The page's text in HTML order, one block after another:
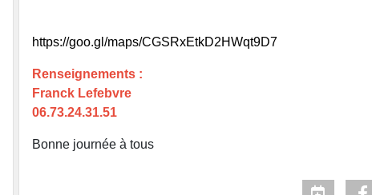
https://goo.gl/maps/CGSRxEtkD2HWqt9D7
Renseignements :
Franck Lefebvre
06.73.24.31.51
Bonne journée à tous